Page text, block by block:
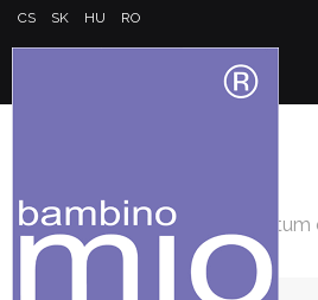
CS SK HU RO
Acasă